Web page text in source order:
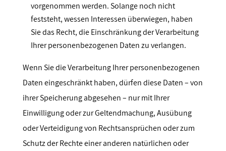
vorgenommen werden. Solange noch nicht
feststeht, wessen Interessen überwiegen, haben
Sie das Recht, die Einschränkung der Verarbeitung
Ihrer personenbezogenen Daten zu verlangen.
Wenn Sie die Verarbeitung Ihrer personenbezogenen
Daten eingeschränkt haben, dürfen diese Daten – von
ihrer Speicherung abgesehen – nur mit Ihrer
Einwilligung oder zur Geltendmachung, Ausübung
oder Verteidigung von Rechtsansprüchen oder zum
Schutz der Rechte einer anderen natürlichen oder